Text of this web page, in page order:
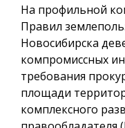
На профильной
Правил
Новосибирска
компромиссных
требования
площади
комплексного